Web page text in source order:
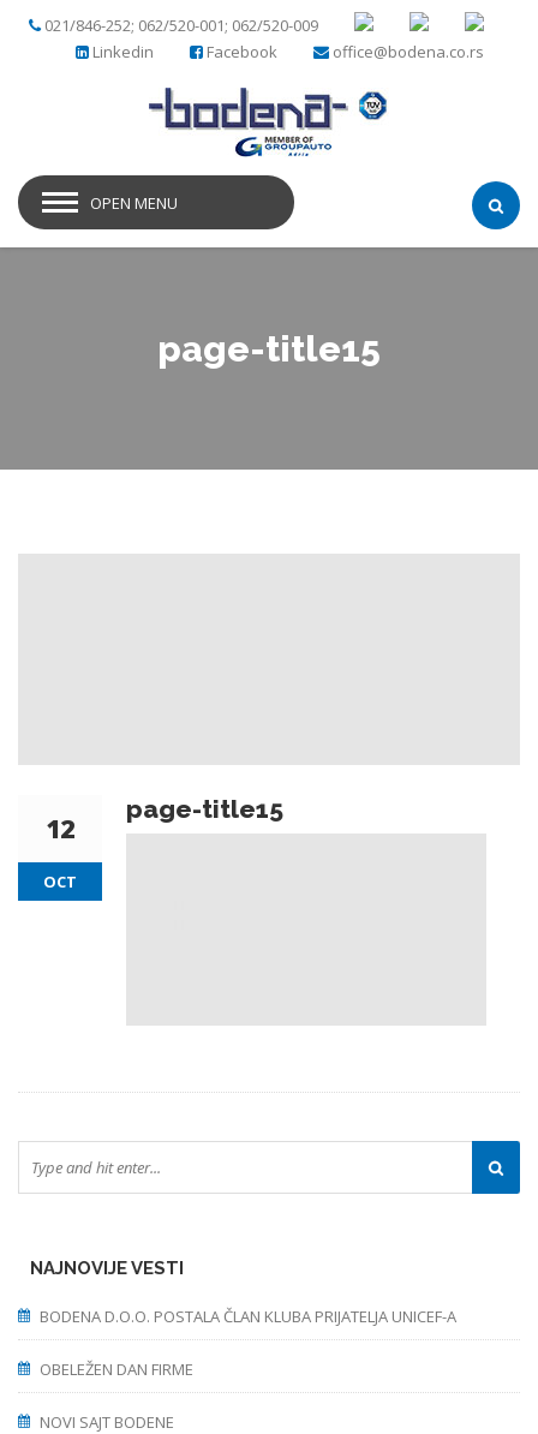
021/846-252; 062/520-001; 062/520-009
office@bodena.co.rs
Facebook
Linkedin
OPEN MENU
page-title15
12
OCT
page-title15
NAJNOVIJE VESTI
BODENA D.O.O. POSTALA ČLAN KLUBA PRIJATELJA UNICEF-A
OBELEŽEN DAN FIRME
NOVI SAJT BODENE